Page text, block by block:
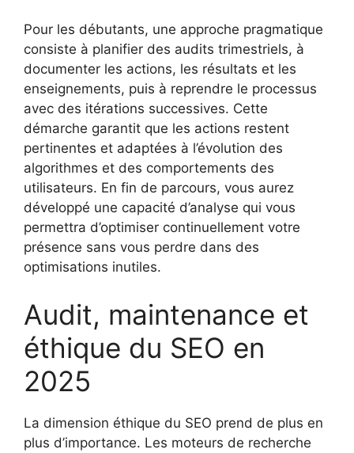
Pour les débutants, une approche pragmatique
consiste à planifier des audits trimestriels, à
documenter les actions, les résultats et les
enseignements, puis à reprendre le processus
avec des itérations successives. Cette
démarche garantit que les actions restent
pertinentes et adaptées à l’évolution des
algorithmes et des comportements des
utilisateurs. En fin de parcours, vous aurez
développé une capacité d’analyse qui vous
permettra d’optimiser continuellement votre
présence sans vous perdre dans des
optimisations inutiles.
Audit, maintenance et
éthique du SEO en
2025
La dimension éthique du SEO prend de plus en
plus d’importance. Les moteurs de recherche